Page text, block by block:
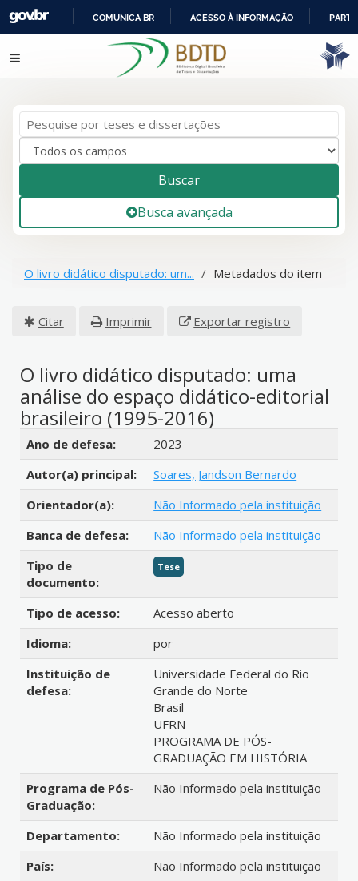
IR
PARA
COMUNICA BR ACESSO À INFORMAÇÃO
Pular para o conteúdo
Buscar
Busca avançada
O livro didático disputado: um... Metadados do item
Citar Imprimir Exportar registro
O livro didático disputado: uma
análise do espaço didático-editorial
brasileiro (1995-2016)
Detalhes bibliográficos
Ano de defesa:
2023
Autor(a) principal:
Soares, Jandson Bernardo
Orientador(a):
Não Informado pela instituição
Banca de defesa:
Não Informado pela instituição
Tipo de
documento:
Tese
Tipo de acesso:
Acesso aberto
Idioma:
por
Instituição de
defesa:
Universidade Federal do Rio
Grande do Norte
Brasil
UFRN
PROGRAMA DE PÓS-
GRADUAÇÃO EM HISTÓRIA
Programa de Pós-
Graduação:
Não Informado pela instituição
Departamento:
Não Informado pela instituição
País:
Não Informado pela instituição